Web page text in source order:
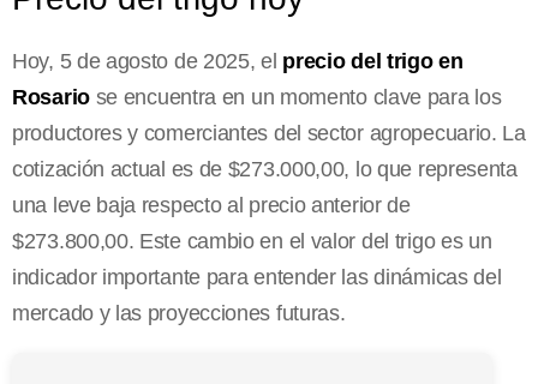
Hoy, 5 de agosto de 2025, el precio del trigo en
Rosariose encuentra en un momento clave para los
productores y comerciantes del sector agropecuario. La
cotización actual es de $273.000,00, lo que representa
una leve baja respecto al precio anterior de
$273.800,00. Este cambio en el valor del trigo es un
indicador importante para entender las dinámicas del
mercado y las proyecciones futuras.